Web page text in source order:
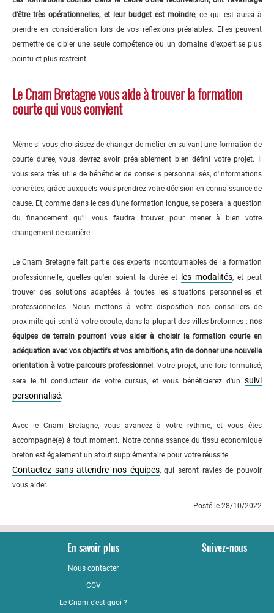
d'être très opérationnelles, et leur budget est moindre, ce qui est aussi à
prendre en considération lors de vos réflexions préalables. Elles peuvent
permettre de cibler une seule compétence ou un domaine d'expertise plus
pointu et plus restreint.
Le Cnam Bretagne vous aide à trouver la formation
courte qui vous convient
Même si vous choisissez de changer de métier en suivant une formation de
courte durée, vous devrez avoir préalablement bien défini votre projet. Il
vous sera très utile de bénéficier de conseils personnalisés, d'informations
concrètes, grâce auxquels vous prendrez votre décision en connaissance de
cause. Et, comme dans le cas d'une formation longue, se posera la question
du financement qu'il vous faudra trouver pour mener à bien votre
changement de carrière.
Le Cnam Bretagne fait partie des experts incontournables de la formation
professionnelle, quelles qu'en soient la durée et
les modalités, et peut
trouver des solutions adaptées à toutes les situations personnelles et
professionnelles. Nous mettons à votre disposition nos conseillers de
proximité qui sont à votre écoute, dans la plupart des villes bretonnes : nos
équipes de terrain pourront vous aider à choisir la formation courte en
adéquation avec vos objectifs et vos ambitions, afin de donner une nouvelle
orientation à votre parcours professionnel . Votre projet, une fois formalisé,
sera le fil conducteur de votre cursus, et vous bénéficierez d'un suivi
personnalisé.
Avec le Cnam Bretagne, vous avancez à votre rythme, et vous êtes
accompagné(e) à tout moment. Notre connaissance du tissu économique
breton est également un atout supplémentaire pour votre réussite.
Contactez sans attendre nos équipes, qui seront ravies de pouvoir
vous aider.
Posté le 28/10/2022
En savoir plus
Nous contacter
CGV
Le Cnam c'est quoi ?
Suivez-nous